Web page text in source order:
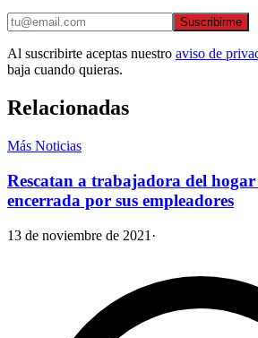
Suscribirme
Al suscribirte aceptas nuestro aviso de
baja cuando quieras.
Relacionadas
Más Noticias
Rescatan a trabajadora del hogar
encerrada por sus empleadores
13 de noviembre de 2021 ·